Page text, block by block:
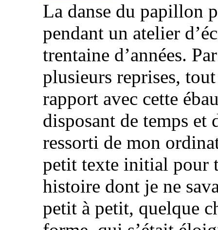
La danse du papillon
pendant un atelier
trentaine d’années.
plusieurs reprises,
rapport avec cette
disposant de temps
ressorti de mon
petit texte initial pour
histoire dont je ne
petit à petit, quelque